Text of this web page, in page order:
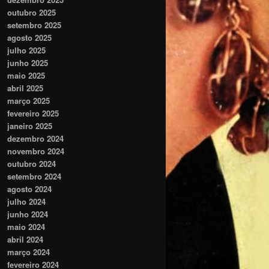
outubro 2025
setembro 2025
agosto 2025
julho 2025
junho 2025
maio 2025
abril 2025
março 2025
fevereiro 2025
janeiro 2025
dezembro 2024
novembro 2024
outubro 2024
setembro 2024
agosto 2024
julho 2024
junho 2024
maio 2024
abril 2024
março 2024
fevereiro 2024